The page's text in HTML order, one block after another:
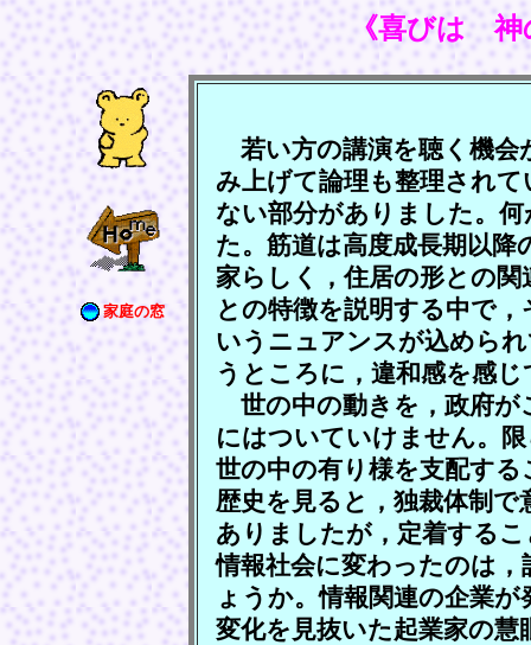
《喜びは 神
家庭の窓
若い方の講演を聴く機会
み上げて論理も整理され
ない部分がありました。
た。筋道は高度成長期以降
家らしく，住居の形との
との特徴を説明する中で
いうニュアンスが込めら
うところに，違和感を感
世の中の動きを，政府が
にはついていけません。
世の中の有り様を支配す
歴史を見ると，独裁体制
ありましたが，定着する
情報社会に変わったのは
ょうか。情報関連の企業
変化を見抜いた起業家の